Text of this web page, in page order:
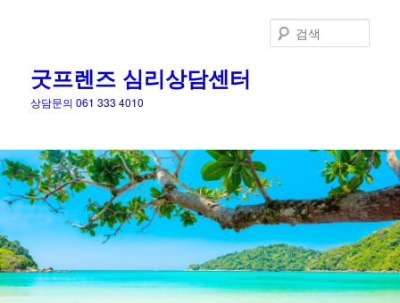
굿프렌즈 심리상담센터
상담문의 061 333 4010
색